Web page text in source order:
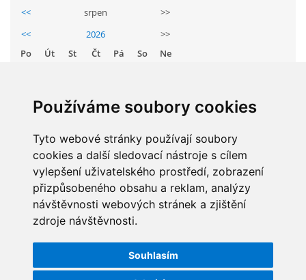
Používáme soubory cookies
Tyto webové stránky používají soubory
cookies a další sledovací nástroje s cílem
vylepšení uživatelského prostředí, zobrazení
přizpůsobeného obsahu a reklam, analýzy
návštěvnosti webových stránek a zjištění
zdroje návštěvnosti.
Souhlasím
REZERVAČNÍ SYSTÉM SPORTOVNÍ HALY
ŠKOLNÍ PORADENSKÉ PRACOVIŠTĚ
NEPOTŘEBNÝ MAJETEK
<< srpen
>>
<<
2026
>>
Po
Út St Čt Pá So
Ne
11 12 13 14 15
16
18 19 20 21 22
23
25 26 27 28 29
30
STATISTIKY